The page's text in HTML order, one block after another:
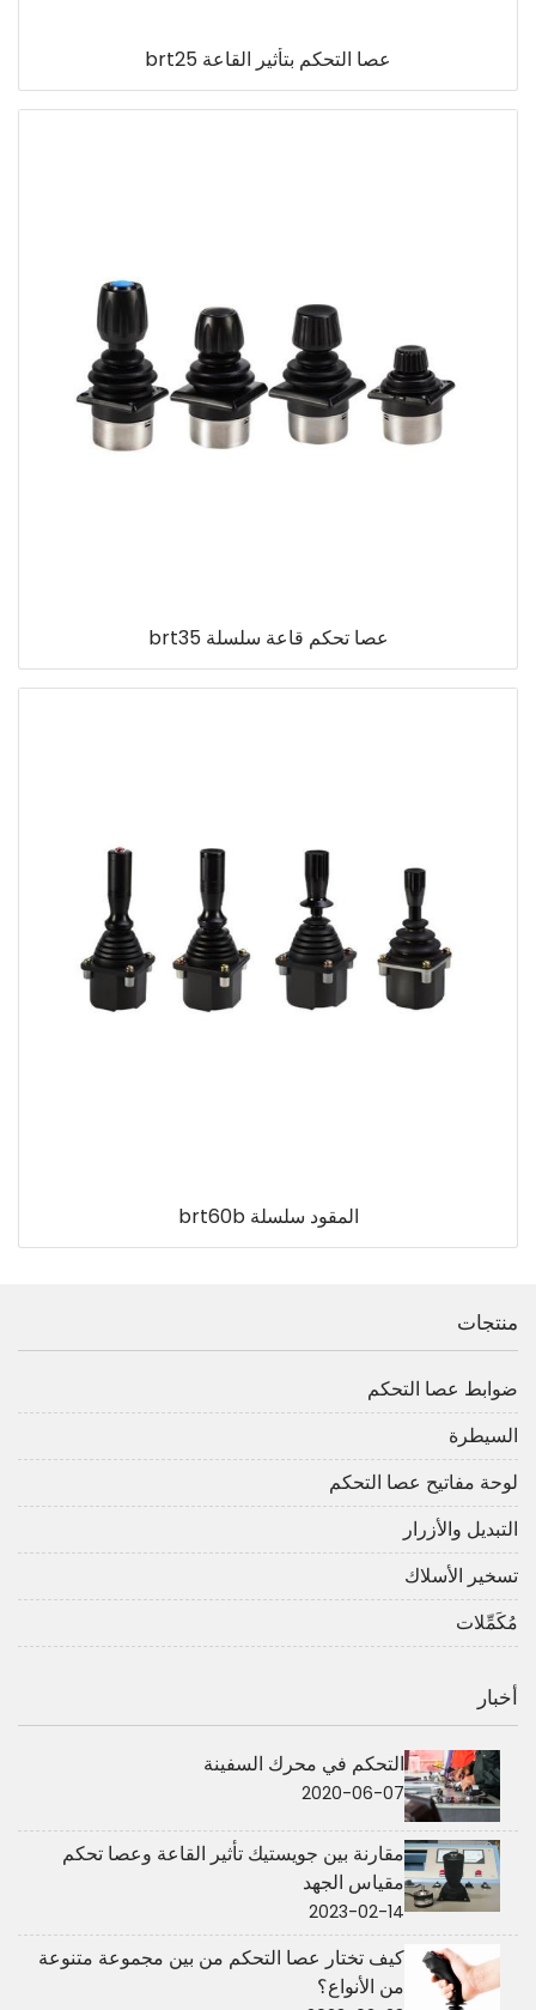
عصا التحكم بتأثير القاعة brt25
عصا تحكم قاعة سلسلة brt35
المقود سلسلة brt60b
منتجات
ضوابط عصا التحكم
السيطرة
لوحة مفاتيح عصا التحكم
التبديل والأزرار
تسخير الأسلاك
مُكَمِّلات
أخبار
التحكم في محرك السفينة
2020-06-07
مقارنة بين جويستيك تأثير القاعة وعصا تحكم
مقياس الجهد
2023-02-14
كيف تختار عصا التحكم من بين مجموعة متنوعة
من الأنواع؟